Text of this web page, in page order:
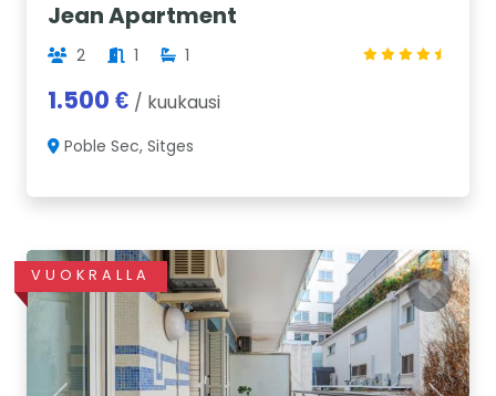
Jean Apartment
2 1 1
1.500 € / kuukausi
Poble Sec, Sitges
VUOKRALLA